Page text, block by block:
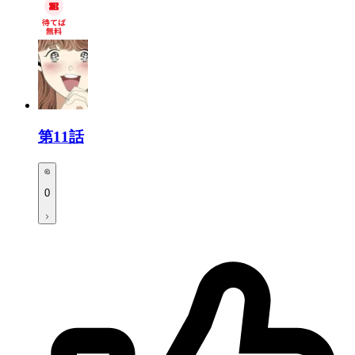
第11話
0